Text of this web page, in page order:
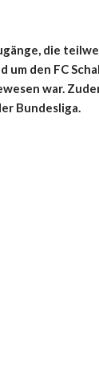
die
um den FC
war.
Bundesliga.